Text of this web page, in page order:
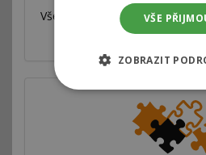
Všechny naše úpravy jsou
měřeny na profesionální
VŠE
ZOBRAZIT